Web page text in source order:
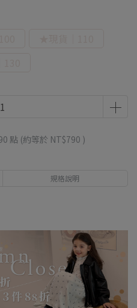
點 (約等於 NT$790 )
規格說明